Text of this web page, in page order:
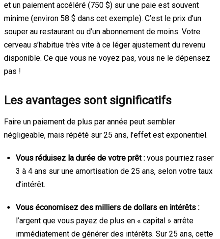
et un paiement accéléré (750 $) sur une paie est souvent
minime (environ 58 $ dans cet exemple). C’est le prix d’un
souper au restaurant ou d’un abonnement de moins. Votre
cerveau s’habitue très vite à ce léger ajustement du revenu
disponible. Ce que vous ne voyez pas, vous ne le dépensez
pas !
Les avantages sont significatifs
Faire un paiement de plus par année peut sembler
négligeable, mais répété sur 25 ans, l’effet est exponentiel.
Vous réduisez la durée de votre prêt : vous pourriez raser
3 à 4 ans sur une amortisation de 25 ans, selon votre taux
d’intérêt.
Vous économisez des milliers de dollars en intérêts :
l’argent que vous payez de plus en « capital » arrête
immédiatement de générer des intérêts. Sur 25 ans, cette